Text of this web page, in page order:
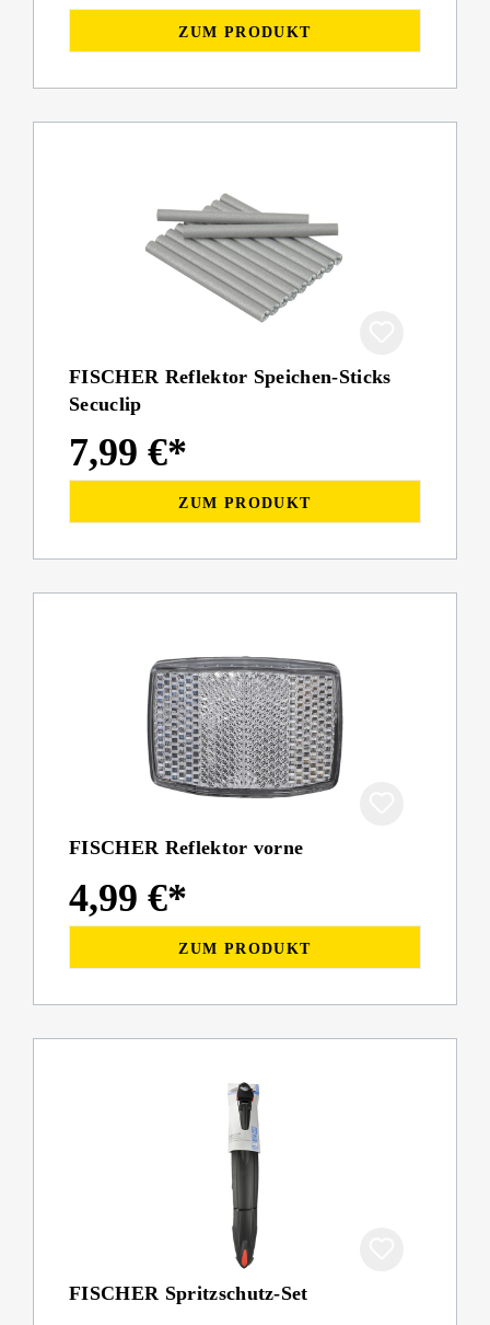
ZUM PRODUKT
FISCHER Reflektor Speichen-Sticks
Secuclip
7,99 €*
ZUM PRODUKT
FISCHER Reflektor vorne
4,99 €*
ZUM PRODUKT
FISCHER Spritzschutz-Set